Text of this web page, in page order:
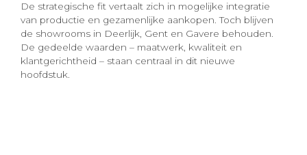
De strategische fit vertaalt zich in mogelijke integratie
van productie en gezamenlijke aankopen. Toch blijven
de showrooms in Deerlijk, Gent en Gavere behouden.
De gedeelde waarden – maatwerk, kwaliteit en
klantgerichtheid – staan centraal in dit nieuwe
hoofdstuk.